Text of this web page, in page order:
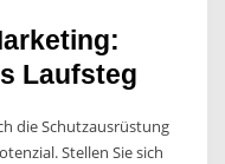
Laufsteg
die Schutzausrüstung
Stellen Sie sich